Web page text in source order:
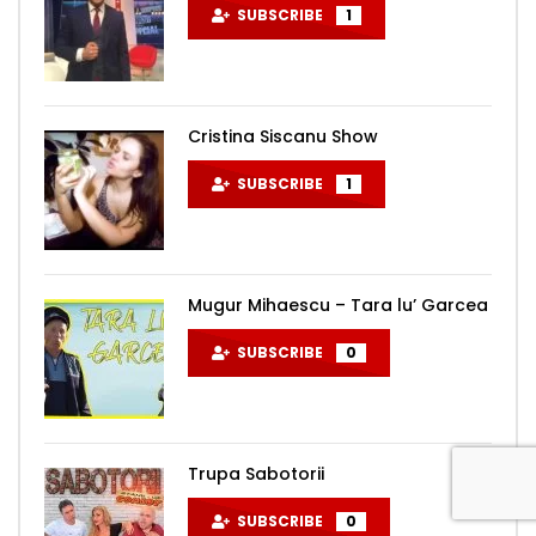
SUBSCRIBE 1
Cristina Siscanu Show
SUBSCRIBE 1
Mugur Mihaescu – Tara lu’ Garcea
SUBSCRIBE 0
Trupa Sabotorii
SUBSCRIBE 0